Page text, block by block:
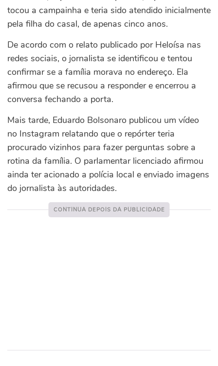
tocou a campainha e teria sido atendido inicialmente
pela filha do casal, de apenas cinco anos.
De acordo com o relato publicado por Heloísa nas
redes sociais, o jornalista se identificou e tentou
confirmar se a família morava no endereço. Ela
afirmou que se recusou a responder e encerrou a
conversa fechando a porta.
Mais tarde, Eduardo Bolsonaro publicou um vídeo
no Instagram relatando que o repórter teria
procurado vizinhos para fazer perguntas sobre a
rotina da família. O parlamentar licenciado afirmou
ainda ter acionado a polícia local e enviado imagens
do jornalista às autoridades.